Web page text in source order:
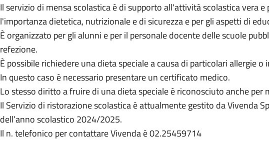
Il servizio di mensa scolastica è di supporto all'attività scolastica vera e
l'importanza dietetica, nutrizionale e di sicurezza e per gli aspetti di
È organizzato per gli alunni e per il personale docente delle scuole
refezione.
È possibile richiedere una dieta speciale a causa di particolari allergie
In questo caso è necessario presentare un certificato medico.
Lo stesso diritto a fruire di una dieta speciale è riconosciuto anche per
Il Servizio di ristorazione scolastica è attualmente gestito da Vivenda
dell’anno scolastico 2024/2025.
Il n. telefonico per contattare Vivenda è 02.25459714